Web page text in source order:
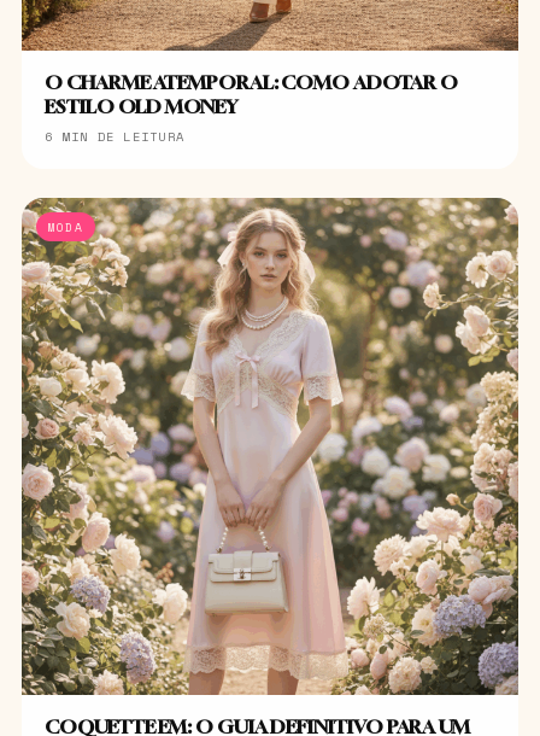
O CHARME ATEMPORAL: COMO ADOTAR O
ESTILO OLD MONEY
6 MIN DE LEITURA
MODA
COQUETTE EM: O GUIA DEFINITIVO PARA UM